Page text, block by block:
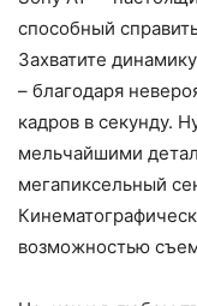
способный
Захватите
– благодаря
кадров в секунду.
мельчайшими
мегапиксельный
возможностью